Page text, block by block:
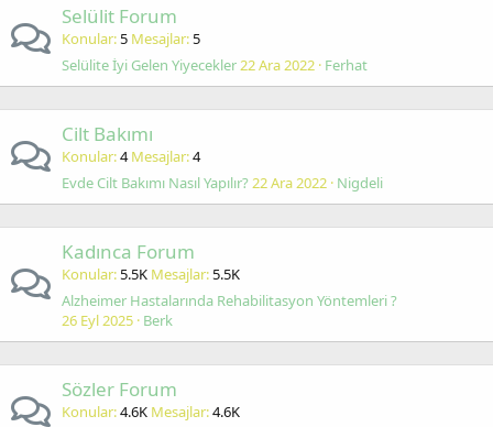
Selülit Forum
Konular 5 Mesajlar 5
Selülite İyi Gelen Yiyecekler22 Ara 2022 Ferhat
Cilt Bakımı
Konular 4 Mesajlar 4
Evde Cilt Bakımı Nasıl Yapılır?22 Ara 2022 Nigdeli
Kadınca Forum
Konular 5.5K Mesajlar 5.5K
Alzheimer Hastalarında Rehabilitasyon Yöntemleri ?
26 Eyl 2025 Berk
Sözler Forum
Konular 4.6K Mesajlar 4.6K